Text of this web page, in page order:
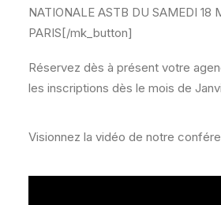
NATIONALE ASTB DU SAMEDI 18
PARIS[/mk_button]
Réservez dès à présent votre
les inscriptions dès le mois de
Visionnez la vidéo de notre